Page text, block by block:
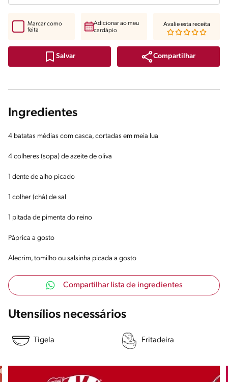
Salvar Compartilhar
Marcar como
feita
Adicionar ao meu
cardápio
Avalie esta receita
Ingredientes
4 batatas médias com casca, cortadas em meia lua
4 colheres (sopa) de azeite de oliva
1 dente de alho picado
1 colher (chá) de sal
1 pitada de pimenta do reino
Páprica a gosto
Alecrim, tomilho ou salsinha picada a gosto
Compartilhar lista de ingredientes
Utensílios necessários
Tigela Fritadeira